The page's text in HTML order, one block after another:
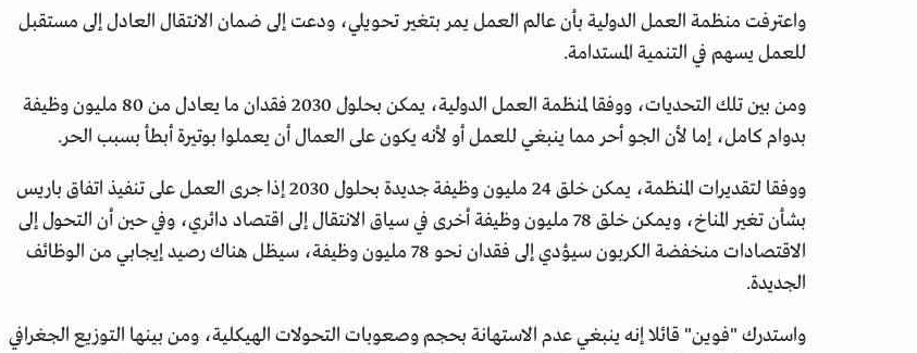
واعترفت منظمة العمل الدولية بأن عالم العمل يمر بتغير تحويلي، ودعت إلى ضمان الانتقال العادل إلى مستقبل
للعمل يسهم في التنمية المستدامة.
ومن بين تلك التحديات، ووفقا لمنظمة العمل الدولية، يمكن بحلول 2030 فقدان ما يعادل من 80 مليون وظيفة
بدوام كامل، إما لأن الجو أحر مما ينبغي للعمل أو لأنه يكون على العمال أن يعملوا بوتيرة أبطأ بسبب الحر.
ووفقا لتقديرات المنظمة، يمكن خلق 24 مليون وظيفة جديدة بحلول 2030 إذا جرى العمل على تنفيذ اتفاق باريس
بشأن تغير المناخ، ويمكن خلق 78 مليون وظيفة أخرى في سياق الانتقال إلى اقتصاد دائري، وفي حين أن التحول إلى
الاقتصادات منخفضة الكربون سيؤدي إلى فقدان نحو 78 مليون وظيفة، سيظل هناك رصيد إيجابي من الوظائف
الجديدة.
واستدرك "فوين" قائلا إنه ينبغي عدم الاستهانة بحجم وصعوبات التحولات الهيكلية، ومن بينها التوزيع الجغرافي